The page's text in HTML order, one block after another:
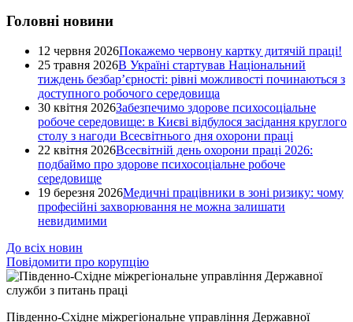
Головні новини
12 червня 2026Покажемо червону картку дитячій праці!
25 травня 2026В Україні стартував Національний
тиждень безбар’єрності: рівні можливості починаються з
доступного робочого середовища
30 квітня 2026Забезпечимо здорове психосоціальне
робоче середовище: в Києві відбулося засідання круглого
столу з нагоди Всесвітнього дня охорони праці
22 квітня 2026Всесвітній день охорони праці 2026:
подбаймо про здорове психосоціальне робоче
середовище
19 березня 2026Медичні працівники в зоні ризику: чому
професійні захворювання не можна залишати
невидимими
До всіх новин
Повідомити про корупцію
Південно-Східне міжрегіональне управління Державної